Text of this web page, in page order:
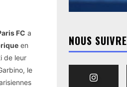
FC a
en
de leur
le
NOUS SUIVRE